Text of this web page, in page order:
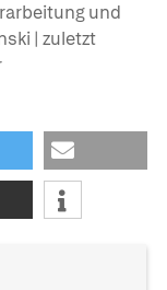
und
| zuletzt